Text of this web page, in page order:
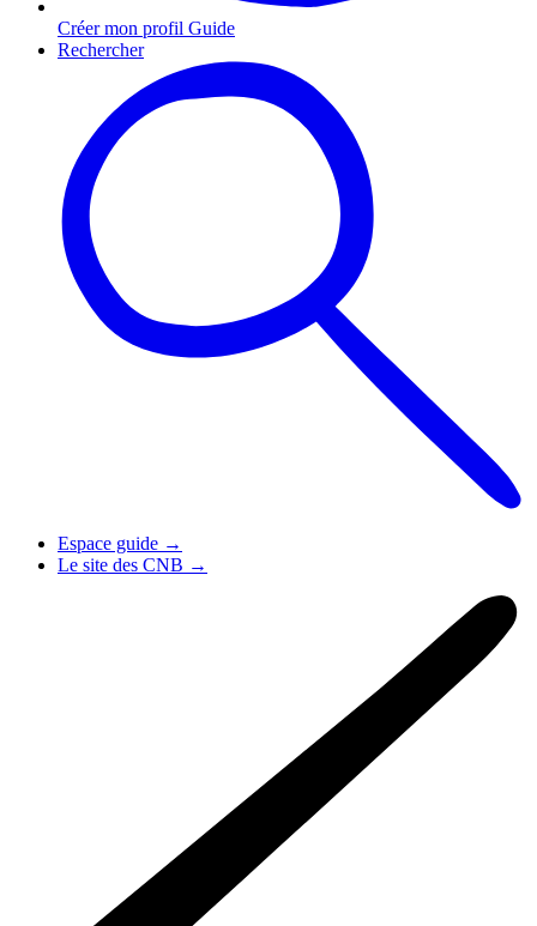
Créer mon profil Guide
Rechercher
Espace guide →
Le site des CNB →